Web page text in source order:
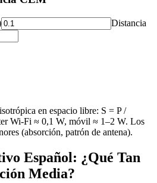
Distancia
en espacio libre: S = P /
Wi-Fi ≈ 0,1 W, móvil ≈ 1–2 W. Los
(absorción, patrón de antena).
Español: ¿Qué Tan
Media?